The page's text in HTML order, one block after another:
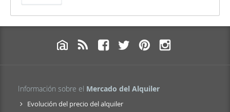
Información sobre el Mercado del Alquiler
Evolución del precio del alquiler